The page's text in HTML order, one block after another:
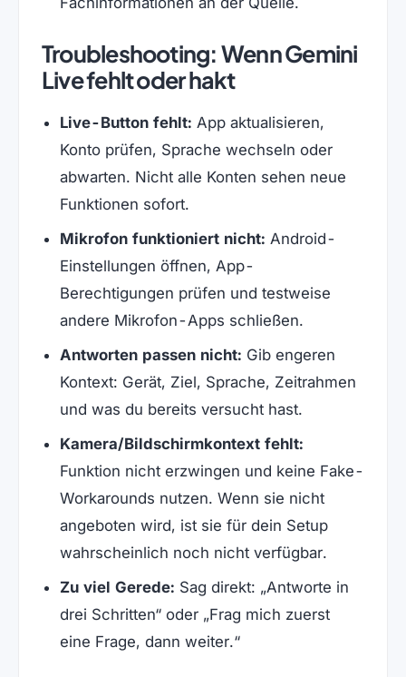
Troubleshooting: Wenn Gemini
Live fehlt oder hakt
Live-Button fehlt: App aktualisieren,
Konto prüfen, Sprache wechseln oder
abwarten. Nicht alle Konten sehen neue
Funktionen sofort.
Mikrofon funktioniert nicht: Android-
Einstellungen öffnen, App-
Berechtigungen prüfen und testweise
andere Mikrofon-Apps schließen.
Antworten passen nicht: Gib engeren
Kontext: Gerät, Ziel, Sprache, Zeitrahmen
und was du bereits versucht hast.
Kamera/Bildschirmkontext fehlt:
Funktion nicht erzwingen und keine Fake-
Workarounds nutzen. Wenn sie nicht
angeboten wird, ist sie für dein Setup
wahrscheinlich noch nicht verfügbar.
Zu viel Gerede: Sag direkt: „Antworte in
drei Schritten“ oder „Frag mich zuerst
eine Frage, dann weiter.“